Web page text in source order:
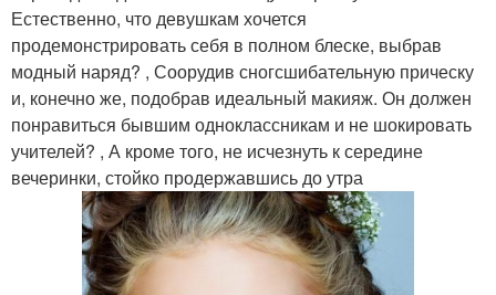
Естественно, что девушкам хочется
продемонстрировать себя в полном блеске, выбрав
модный наряд? , Соорудив сногсшибательную прическу
и, конечно же, подобрав идеальный макияж. Он должен
понравиться бывшим одноклассникам и не шокировать
учителей? , А кроме того, не исчезнуть к середине
вечеринки, стойко продержавшись до утра